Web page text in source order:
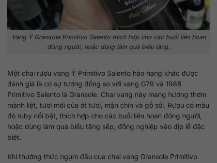
Vang Ý Gransole Primitivo Salento thích hợp cho các buổi liên hoan
đông người, hoặc dùng làm quà biếu tặng.
Một chai rượu vang Ý Primitivo Salento hảo hạng khác được
đánh giá là có sự tương đồng so với vang G79 và 1988
Primitivo Salento là Gransole. Chai vang này mang hương thơm
mãnh liệt, tươi mới của ớt tươi, mận chín và gỗ sồi. Rượu có màu
đỏ ruby nổi bật, thích hợp cho các buổi liên hoan đông người,
hoặc dùng làm quà biếu tặng sếp, đồng nghiệp vào dịp lễ đặc
biệt.
Khi thưởng thức ngụm đầu của chai vang Gransole Primitivo